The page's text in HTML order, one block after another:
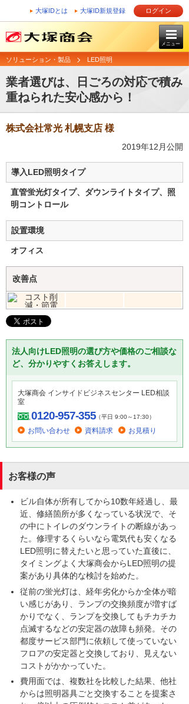
大塚IDとは 大塚ID新規登録 ログイン
メニュー
ソリューション・製品 LED照明
業者選びは、日ごろの対応で積み
重ねられた安心感から！
株式会社常光 札幌支店 様
2019年12月公開
導入LED照明タイプ
直管蛍光灯タイプ、ダウンライトタイプ、照
明コントロール
設置環境
オフィス
改善点
法人向けLED照明の選び方や価格のご相談な
ど、分かりやすくお答えします。
大塚商会 インサイドビジネスセンター LED相談
室
0120-957-355（平日 9:00～17:30）
お問い合わせ 資料請求 お見積り
お客様の声
ビル自体が所有してから10数年経過し、最
近、修繕箇所が多くなっている状況で、そ
の中にトイレのダウンライトの断線があっ
た。修理するくらいなら電気代も安くなる
LED照明に替えたいと思っていた直後に、
タイミングよく大塚商会からLED照明の提
案があり具体的な検討を始めた。
従前の蛍光灯は、経年劣化からか全体が暗
い感じがあり、ランプの交換頻度が増すば
かりでなく、ランプを交換してもチカチカ
点滅するなどの安定器の故障も頻発。その
都度サービス部門に依頼して使っていない
フロアの安定器と交換しており、見えない
コストがかかっていた。
費用面では、複数社を比較した結果、他社
からは照明器具ごと交換することを提案さ